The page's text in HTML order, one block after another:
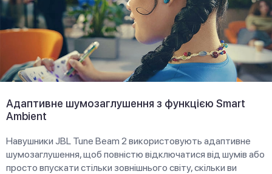
Адаптивне шумозаглушення з функцією Smart
Ambient
Навушники JBL Tune Beam 2 використовують адаптивне
шумозаглушення, щоб повністю відключатися від шумів або
просто впускати стільки зовнішнього світу, скільки ви